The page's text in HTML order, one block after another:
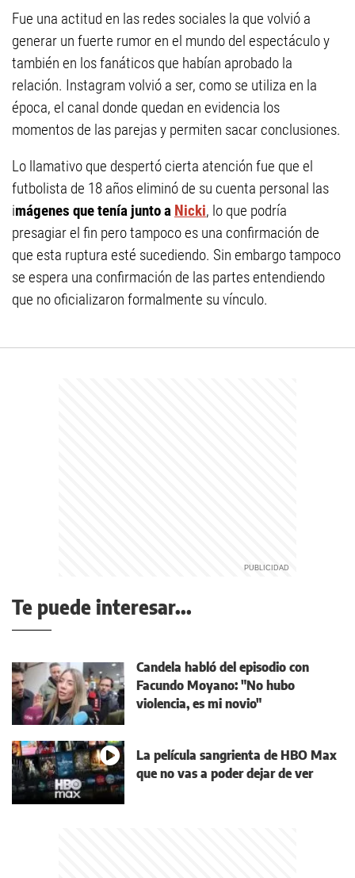
Fue una actitud en las redes sociales la que volvió a
generar un fuerte rumor en el mundo del espectáculo y
también en los fanáticos que habían aprobado la
relación. Instagram volvió a ser, como se utiliza en la
época, el canal donde quedan en evidencia los
momentos de las parejas y permiten sacar conclusiones.
Lo llamativo que despertó cierta atención fue que el
futbolista de 18 años eliminó de su cuenta personal las
imágenes que tenía junto a Nicki, lo que podría
presagiar el fin pero tampoco es una confirmación de
que esta ruptura esté sucediendo. Sin embargo tampoco
se espera una confirmación de las partes entendiendo
que no oficializaron formalmente su vínculo.
Te puede interesar...
Candela habló del episodio con
Facundo Moyano: "No hubo
violencia, es mi novio"
La película sangrienta de HBO Max
que no vas a poder dejar de ver